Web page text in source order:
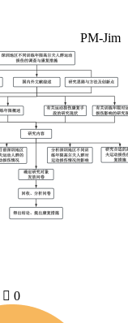
PM-Jim
 0